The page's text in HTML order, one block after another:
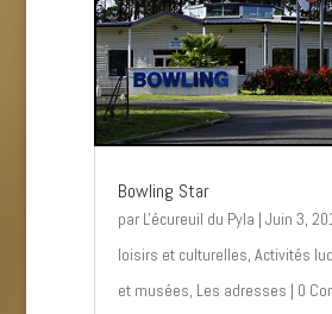
Bowling Star
par L'écureuil du Pyla | Juin 3,
loisirs et culturelles, Activités
et musées, Les adresses | 0